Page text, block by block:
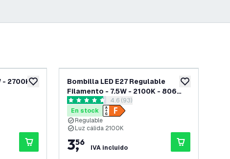
añadir a lista de deseos
- 2700K -
reseñas
añadir a lista
Bombilla LED E27 Regulable
Filamento - 7.5W - 2100K - 806
Lumen
abrir el panel de reseñas
4.6 estrellas de puntuación
4.6 (93)
En stock
Regulable
Luz cálida 2100K
3,
56
IVA incluido